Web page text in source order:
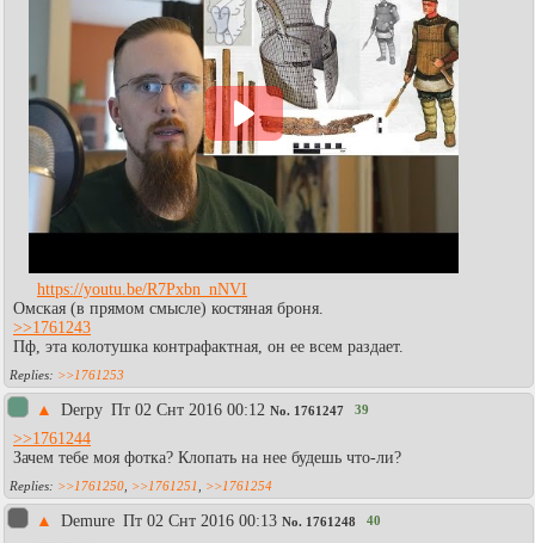
https://youtu.be/R7Pxbn_nNVI
Омская (в прямом смысле) костяная броня.
>>1761243
Пф, эта колотушка контрафактная, он ее всем раздает.
>>1761253
▲ Derpy Пт 02 Снт 2016 00:12 No. 1761247 39
>>1761244
Зачем тебе моя фотка? Клопать на нее будешь что-ли?
>>1761250 >>1761251 >>1761254
▲ Demure Пт 02 Снт 2016 00:13 No. 1761248 40